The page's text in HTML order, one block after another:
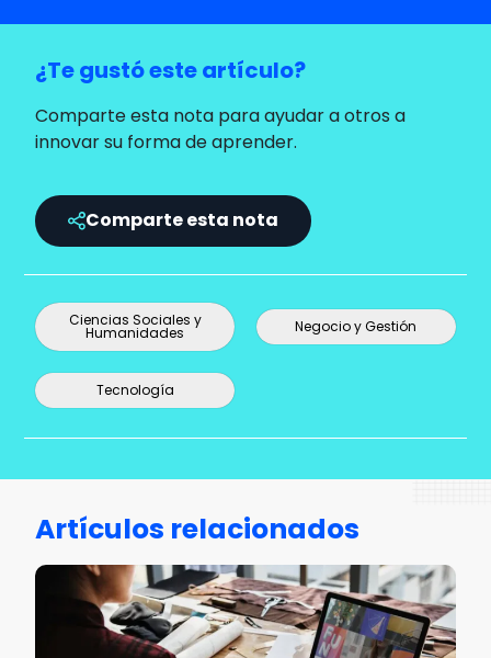
¿Te gustó este artículo?
Comparte esta nota para ayudar a otros a
innovar su forma de aprender.
Comparte esta nota
Ciencias Sociales y
Humanidades Negocio y Gestión
Tecnología
Artículos relacionados